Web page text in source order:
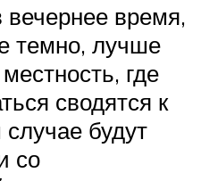
вечернее время,
темно, лучше
где
сводятся к
будут
со